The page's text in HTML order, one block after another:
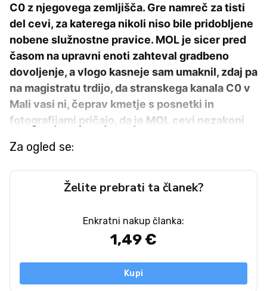
C0 z njegovega zemljišča. Gre namreč za tisti
del cevi, za katerega nikoli niso bile pridobljene
nobene služnostne pravice. MOL je sicer pred
časom na upravni enoti zahteval gradbeno
dovoljenje, a vlogo kasneje sam umaknil, zdaj pa
na magistratu trdijo, da stranskega kanala C0 v
Mali vasi ni, čeprav kmetje s posnetki in
fotografijami pričajo, da je MOL cevi nezakoni
Za ogled se:
Želite prebrati ta članek?
Enkratni nakup članka:
1,49 €
Kupi